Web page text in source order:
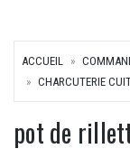
ACCUEIL
CHARCUTERIE
pot de